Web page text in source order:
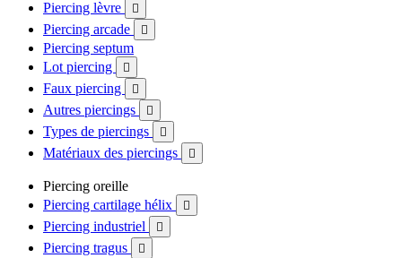
Piercing lèvre 
Piercing arcade 
Piercing septum
Lot piercing

Faux piercing 
Autres piercings 
Types de piercings 
Matériaux des piercings 
Piercing oreille
Piercing cartilage hélix

Piercing industriel 
Piercing tragus 